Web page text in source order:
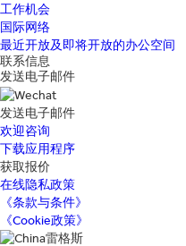
工作机会
国际网络
最近开放及即将开放的办公空间
联系信息
发送电子邮件
发送电子邮件
欢迎咨询
下载应用程序
获取报价
在线隐私政策
《条款与条件》
《Cookie政策》